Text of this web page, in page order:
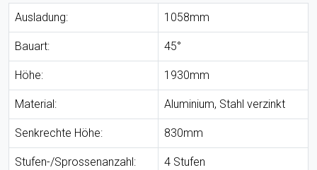
Ausladung: 1058mm
Bauart: 45°
Höhe: 1930mm
Material: Aluminium, Stahl verzinkt
Senkrechte Höhe: 830mm
Stufen-/Sprossenanzahl: 4 Stufen